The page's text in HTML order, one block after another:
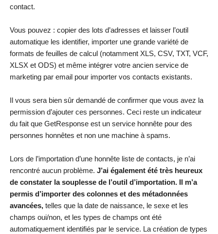
contact.
Vous pouvez : copier des lots d’adresses et laisser l’outil
automatique les identifier, importer une grande variété de
formats de feuilles de calcul (notamment XLS, CSV, TXT, VCF,
XLSX et ODS) et même intégrer votre ancien service de
marketing par email pour importer vos contacts existants.
Il vous sera bien sûr demandé de confirmer que vous avez la
permission d’ajouter ces personnes. Ceci reste un indicateur
du fait que GetResponse est un service honnête pour des
personnes honnêtes et non une machine à spams.
Lors de l’importation d’une honnête liste de contacts, je n’ai
rencontré aucun problème. J’ai également été très heureux
de constater la souplesse de l’outil d’importation. Il m’a
permis d’importer des colonnes et des métadonnées
avancées, telles que la date de naissance, le sexe et les
champs oui/non, et les types de champs ont été
automatiquement identifiés par le service. La création de types